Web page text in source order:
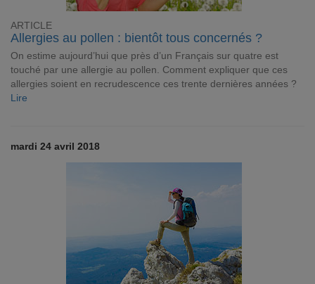
ARTICLE
Allergies au pollen : bientôt tous concernés ?
On estime aujourd’hui que près d’un Français sur quatre est
touché par une allergie au pollen. Comment expliquer que ces
allergies soient en recrudescence ces trente dernières années ?
Lire
mardi 24 avril 2018